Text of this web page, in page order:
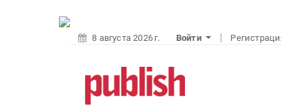
8 августа 2026 г. Войти